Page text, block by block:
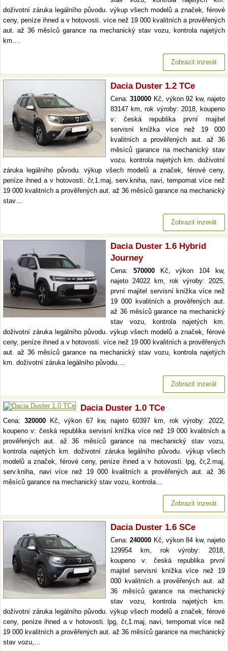
doživotní záruka legálního původu. výkup všech modelů a značek, férové
ceny, peníze ihned a v hotovosti. více než 19 000 kvalitních a prověřených
aut. až 36 měsíců garance na mechanický stav vozu, kontrola najetých
km.…
Zobrazit inzerát
Dacia Duster 1.2 TCe
Cena:310000 Kč, výkon 92 kw, najeto
83147 km, rok výroby: 2018, koupeno
v: česká republika první majitel
servisní knížka více než 19 000
kvalitních a prověřených aut. až 36
měsíců garance na mechanický stav
vozu, kontrola najetých km. doživotní
záruka legálního původu. výkup všech modelů a značek, férové ceny,
peníze ihned a v hotovosti. čr,1.maj, serv.kniha, navi, tempomat více než
19 000 kvalitních a prověřených aut. až 36 měsíců garance na mechanický
stav…
Zobrazit inzerát
Dacia Duster 1.6 Hybrid
Journey
Cena: 570000Kč, výkon 104 kw,
najeto 24022 km, rok výroby: 2025,
první majitel servisní knížka více než
19 000 kvalitních a prověřených aut.
až 36 měsíců garance na mechanický
stav vozu, kontrola najetých km.
doživotní záruka legálního původu. výkup všech modelů a značek, férové
ceny, peníze ihned a v hotovosti. více než 19 000 kvalitních a prověřených
aut. až 36 měsíců garance na mechanický stav vozu, kontrola najetých
km. doživotní záruka legálního původu.…
Zobrazit inzerát
Dacia Duster 1.0 TCe
Cena: 320000Kč, výkon 67 kw, najeto 60397 km, rok výroby: 2022,
koupeno v: česká republika servisní knížka více než 19 000 kvalitních a
prověřených aut. až 36 měsíců garance na mechanický stav vozu,
kontrola najetých km. doživotní záruka legálního původu. výkup všech
modelů a značek, férové ceny, peníze ihned a v hotovosti. lpg, čr,2.maj,
serv.kniha, navi více než 19 000 kvalitních a prověřených aut. až 36
měsíců garance na mechanický stav vozu, kontrola…
Zobrazit inzerát
Dacia Duster 1.6 SCe
Cena:240000 Kč, výkon 84 kw, najeto
129954 km, rok výroby: 2018,
koupeno v: česká republika první
majitel servisní knížka více než 19
000 kvalitních a prověřených aut. až
36 měsíců garance na mechanický
stav vozu, kontrola najetých km.
doživotní záruka legálního původu. výkup všech modelů a značek, férové
ceny, peníze ihned a v hotovosti. lpg, čr,1.maj, navi, tempomat více než
19 000 kvalitních a prověřených aut. až 36 měsíců garance na mechanický
stav vozu,…